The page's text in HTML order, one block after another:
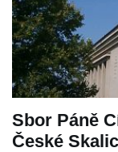
Sbor Páně
České